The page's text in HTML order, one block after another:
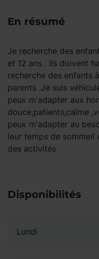
En résumé
Je recherche des
et 12 ans . Ils doivent
recherche des enfants
parents .Je suis
peux m'adapter aux
douce,patients,calme
peux m'adapter au
leur temps de sommeil
des activités
Disponibilités
Lundi